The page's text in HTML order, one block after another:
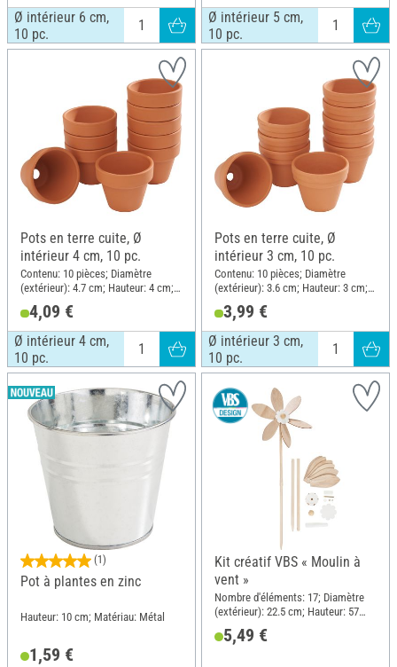
Ø intérieur 6 cm,
10 pc.
Ø intérieur 5 cm,
10 pc.
Pots en terre cuite, Ø
intérieur 4 cm, 10 pc.
Contenu: 10 pièces; Diamètre
(extérieur): 4.7 cm; Hauteur: 4 cm;
4,09 €
Ø intérieur 4 cm,
10 pc.
Pots en terre cuite, Ø
intérieur 3 cm, 10 pc.
Contenu: 10 pièces; Diamètre
(extérieur): 3.6 cm; Hauteur: 3 cm;
3,99 €
Ø intérieur 3 cm,
10 pc.
(1)
Pot à plantes en zinc
Hauteur: 10 cm; Matériau: Métal
1,59 €
Kit créatif VBS « Moulin à
vent »
Nombre d'éléments: 17; Diamètre
(extérieur): 22.5 cm; Hauteur: 57
Métal
5,49 €